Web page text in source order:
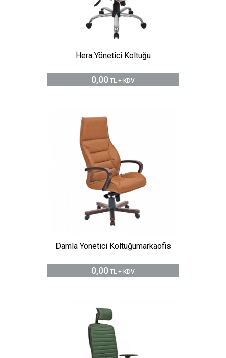
Hera Yönetici Koltuğu
0,00 TL + KDV
Damla Yönetici Koltuğumarkaofis
0,00 TL + KDV